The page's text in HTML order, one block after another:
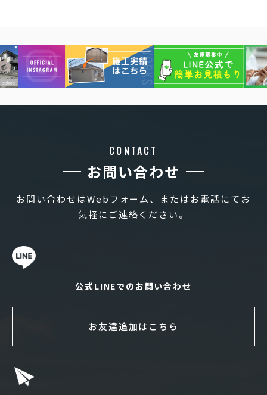
CONTACT
お問い合わせ
お問い合わせはWebフォーム、またはお電話にてお
気軽にご連絡ください。
公式LINEでのお問い合わせ
お友達追加はこちら